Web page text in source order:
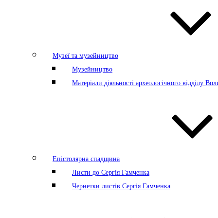
Музеї та музейництво
Музейництво
Матеріали діяльності археологічного відділу
Епістолярна спадщина
Листи до Сергія Гамченка
Чернетки листів Сергія Гамченка